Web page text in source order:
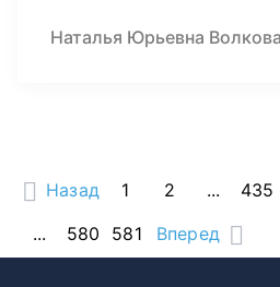
Наталья Юрьевна
Назад 1 2 ... 435
...
580 581 Вперед